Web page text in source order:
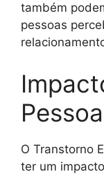
também
pessoas
O Transtorno
ter um